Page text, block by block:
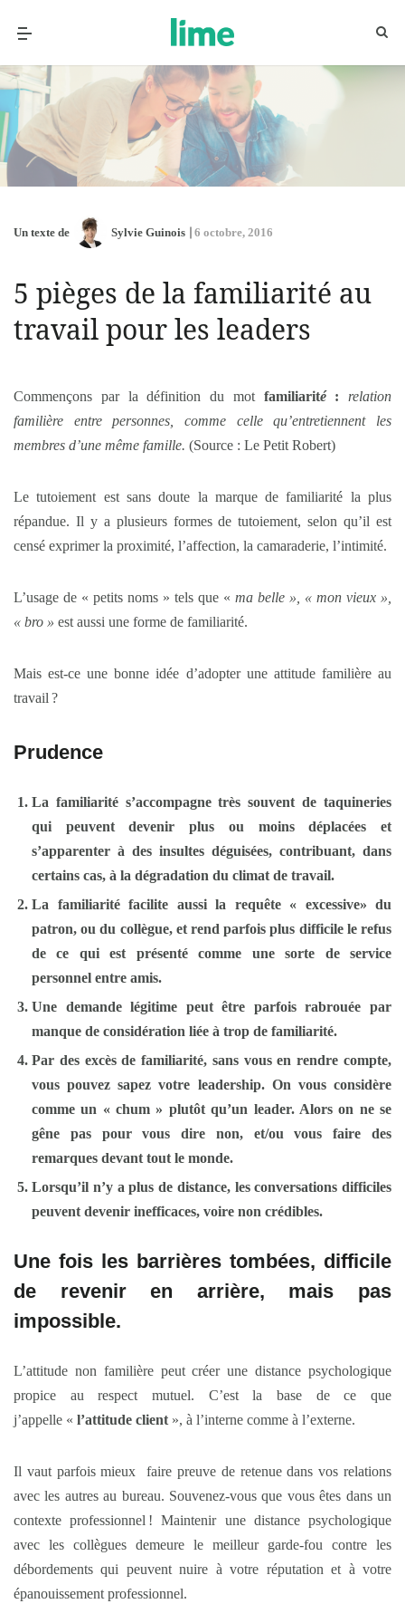
Un texte de Sylvie Guinois 6 octobre, 2016
5 pièges de la familiarité au
travail pour les leaders
Commençons par la définition du mot familiarité:
relation
familière entre personnes, comme celle qu’entretiennent les
membres d’une même famille. (Source : Le Petit Robert)
Le tutoiement est sans doute la marque de familiarité la plus
répandue. Il y a plusieurs formes de tutoiement, selon qu’il est
censé exprimer la proximité, l’affection, la camaraderie, l’intimité.
L’usage de « petits noms » tels que « ma belle », « mon vieux »,
« bro » est aussi une forme de familiarité.
Mais est-ce une bonne idée d’adopter une attitude familière au
travail ?
Prudence
La familiarité s’accompagne très souvent de taquineries
qui peuvent devenirplus ou moins déplacées et
s’apparenter à des insultes déguisées, contribuant, dans
certains cas, à la dégradation du climat de travail.
La familiarité facilite aussi la requête « excessive» du
patron, ou du collègue, et rend parfois plus difficile le refus
de ce qui est présenté comme une sorte de service
personnel entre amis.
Une demandelégitime peut être parfois rabrouée par
manque de considération liée à trop de familiarité.
Par des excès de familiarité, sans vous en rendre compte,
vous pouvez sapez votre leadership. On vous considère
comme un « chum » plutôt qu’un leader. Alors on ne se
gêne pas pour vous dire non, et/ou vous faire des
remarques devant tout le monde.
Lorsqu’il n’y a plus de distance, lesconversations difficiles
peuvent devenir inefficaces, voire non crédibles.
Une fois les barrières tombées, difficile
de revenir en arrière, mais pas
impossible.
L’attitude non familière peut créer une distance psychologique
propice au respect mutuel. C’est la base de ce que
j’appelle « l’attitude client », à l’interne comme à l’externe.
Il vaut parfois mieux faire preuve de retenue dans vos relations
avec les autres au bureau. Souvenez-vous que vous êtes dans un
contexte professionnel ! Maintenir une distance psychologique
avec les collègues demeure le meilleur garde-fou contre les
débordements qui peuvent nuire à votre réputation et à votre
épanouissement professionnel.